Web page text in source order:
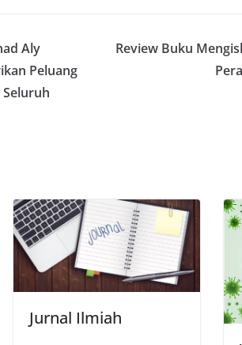
Aly
Peluang
Review Buku
Jurnal Ilmiah